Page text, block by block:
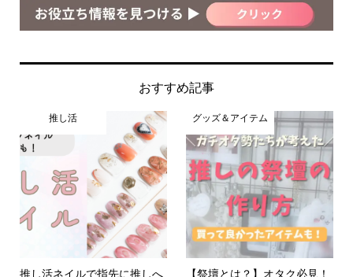
おすすめ記事
推し活
推し活ネイルで指先に推しへ
グッズ＆アイテム
【祭壇とは？】オタク必見！